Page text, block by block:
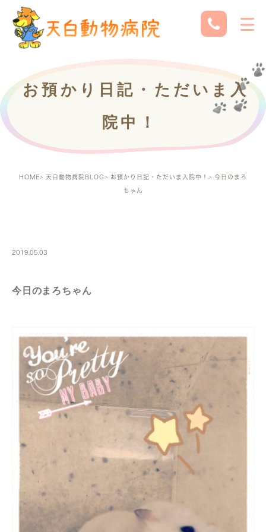
お預かり日記・ただいま入
院中！
HOME 天白動物病院BLOG お預かり日記・ただいま入院中！ 今日のまろ
ちゃん
2019.05.03
今日のまろちゃん